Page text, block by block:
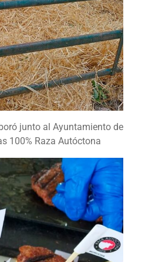
junto al Ayuntamiento de
100% Raza Autóctona